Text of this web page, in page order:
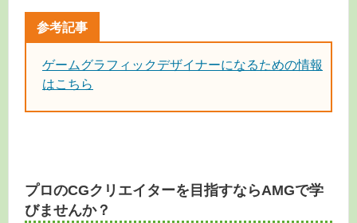
ゲームグラフィックデザイナーになるための情報
はこちら
プロのCGクリエイターを目指すならAMGで学
びませんか？